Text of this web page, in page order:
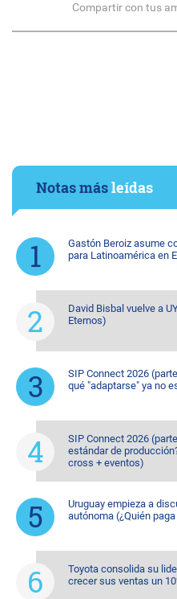
Compartir con tus
Notas másleídas
Gastón Beroiz asume
para Latinoamérica en
David Bisbal vuelve a
Eternos)
SIP Connect 2026
qué "adaptarse" ya no
SIP Connect 2026
estándar de
cross + eventos)
Uruguay empieza a
autónoma (¿Quién
Toyota consolida su
crecer sus ventas un